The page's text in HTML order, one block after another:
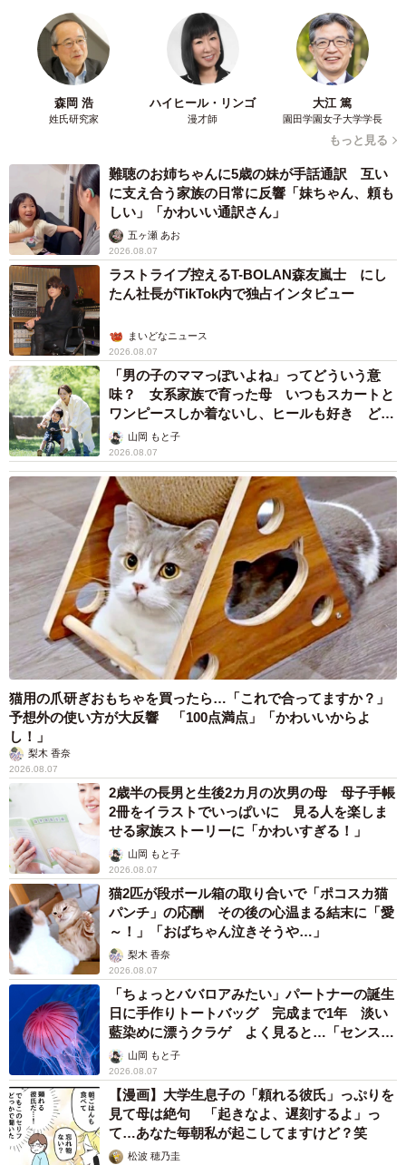
森岡 浩
姓氏研究家
ハイヒール・リンゴ
漫才師
大江 篤
園田学園女子大学学長
もっと見る
難聴のお姉ちゃんに5歳の妹が手話通訳 互い
に支え合う家族の日常に反響「妹ちゃん、頼も
しい」「かわいい通訳さん」
五ヶ瀬 あお
2026.08.07
ラストライブ控えるT-BOLAN森友嵐士 にし
たん社長がTikTok内で独占インタビュー
まいどなニュース
2026.08.07
「男の子のママっぽいよね」ってどういう意
味？ 女系家族で育った母 いつもスカートと
ワンピースしか着ないし、ヒールも好き どの
へんが…
山岡 もと子
2026.08.07
猫用の爪研ぎおもちゃを買ったら…「これで合ってますか？」
予想外の使い方が大反響 「100点満点」「かわいいからよ
し！」
梨木 香奈
2026.08.07
2歳半の長男と生後2カ月の次男の母 母子手帳
2冊をイラストでいっぱいに 見る人を楽しま
せる家族ストーリーに「かわいすぎる！」
山岡 もと子
2026.08.07
猫2匹が段ボール箱の取り合いで「ポコスカ猫
パンチ」の応酬 その後の心温まる結末に「愛
～！」「おばちゃん泣きそうや…」
梨木 香奈
2026.08.07
「ちょっとババロアみたい」パートナーの誕生
日に手作りトートバッグ 完成まで1年 淡い
藍染めに漂うクラゲ よく見ると…「センスす
ごい」山岡 もと子
2026.08.07
【漫画】大学生息子の「頼れる彼氏」っぷりを
見て母は絶句 「起きなよ、遅刻するよ」っ
て…あなた毎朝私が起こしてますけど？笑
松波 穂乃圭